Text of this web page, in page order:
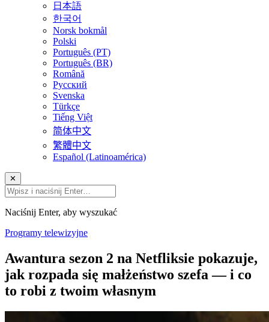
日本語
한국어
Norsk bokmål
Polski
Português (PT)
Português (BR)
Română
Русский
Svenska
Türkçe
Tiếng Việt
简体中文
繁體中文
Español (Latinoamérica)
✕
Naciśnij Enter, aby wyszukać
Programy telewizyjne
Awantura sezon 2 na Netfliksie pokazuje,
jak rozpada się małżeństwo szefa — i co
to robi z twoim własnym